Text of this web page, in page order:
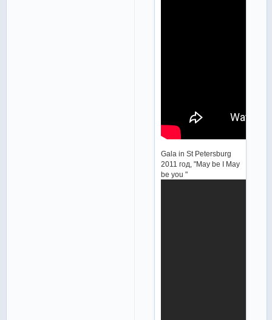
Gala in St Petersburg
2011 год, "May be I May
be you "